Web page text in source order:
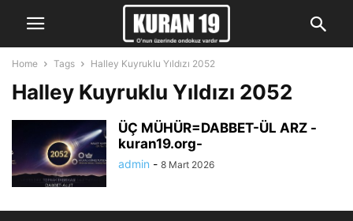
Home Tags Halley Kuyruklu Yıldızı 2052
Halley Kuyruklu Yıldızı 2052
ÜÇ MÜHÜR=DABBET-ÜL ARZ -
kuran19.org-
admin - 8 Mart 2026